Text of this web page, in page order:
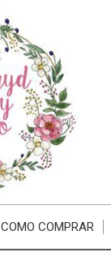
COMO COMPRAR